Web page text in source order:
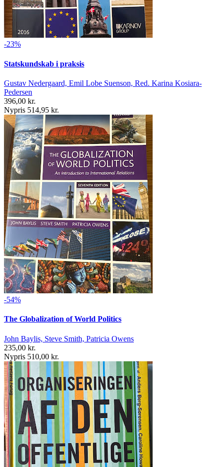
-23%
Statskundskab i praksis
Gustav Nedergaard, Emil Lobe Suenson, Red. Karina Kosiara-
Pedersen
396,00 kr.
Nypris 514,95 kr.
-54%
The Globalization of World Politics
John Baylis, Steve Smith, Patricia Owens
235,00 kr.
Nypris 510,00 kr.